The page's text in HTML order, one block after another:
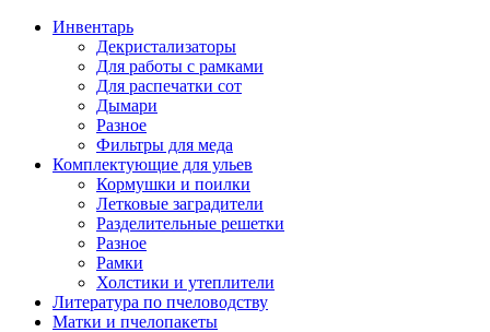
Инвентарь
Декристализаторы
Для работы с рамками
Для распечатки сот
Дымари
Разное
Фильтры для меда
Комплектующие для ульев
Кормушки и поилки
Летковые заградители
Разделительные решетки
Разное
Рамки
Холстики и утеплители
Литература по пчеловодству
Матки и пчелопакеты